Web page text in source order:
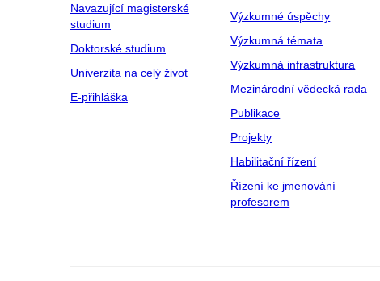
Navazující magisterské
studium
Doktorské studium
Univerzita na celý život
E-přihláška
Výzkumné úspěchy
Výzkumná témata
Výzkumná infrastruktura
Mezinárodní vědecká rada
Publikace
Projekty
Habilitační řízení
Řízení ke jmenování
profesorem